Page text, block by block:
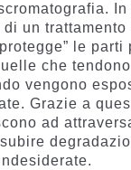
In
un trattamento
le parti
che
vengono
Grazie a
ad